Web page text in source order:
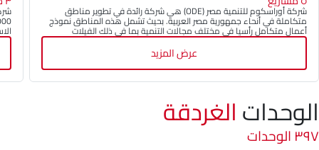
شركة أوراسكوم للتنمية مصر (ODE) هي شركة رائدة في تطوير مناطق
متكاملة في أنحاء جمهورية مصر العربية. بحيث تشمل هذه المناطق نموذج
أعمال متكامل رأسيا في مختلف مجالات التنمية بما في ذلك الفيلات
والشقق الخاصة والفنادق والمرافق الترفيهية مثل ملاعب الغولف والمارينا
وغيرها من البنية التحتية مثل المدارس والجامعات والمستشفيات.
عرض المزيد
الوحداتالغردقة
٣٩٧ الوحدات